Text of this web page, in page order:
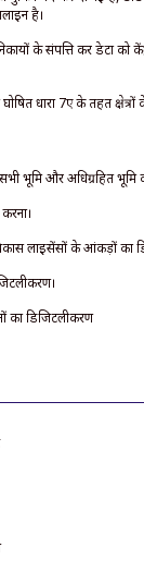
है।
के संपत्ति कर डेटा को
धारा 7ए के तहत
भूमि और अधिग्रहित भूमि
लाइसेंसों के आंकड़ों का
का डिजिटलीकरण